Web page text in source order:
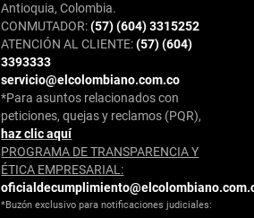
Antioquia, Colombia.
CONMUTADOR:(57) (604) 3315252
ATENCIÓN AL CLIENTE:(57) (604)
3393333
servicio@elcolombiano.com.co
*Para asuntos relacionados con
peticiones, quejas y reclamos (PQR),
haz clic aquí
PROGRAMA DE TRANSPARENCIA Y
ÉTICA EMPRESARIAL:
*Buzón exclusivo para notificaciones judiciales: